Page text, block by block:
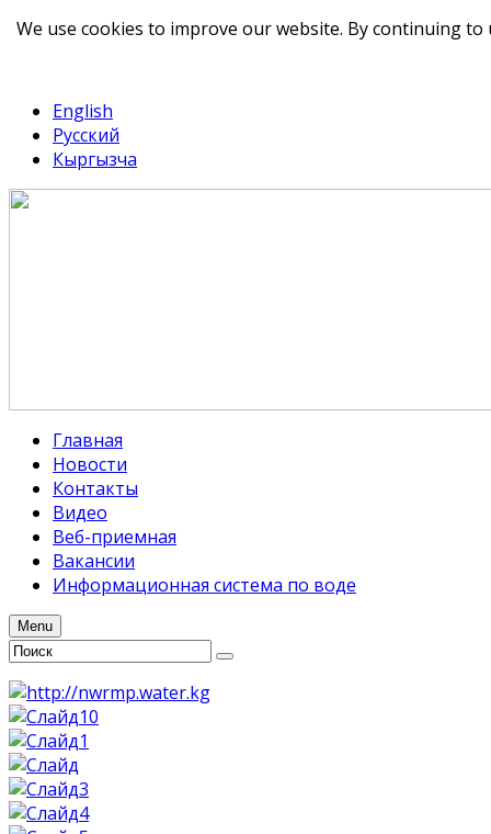
English
Русский
Кыргызча
Главная
Новости
Контакты
Видео
Веб-приемная
Вакансии
Информационная система по воде
Menu
We use cookies to improve our website. By continuing